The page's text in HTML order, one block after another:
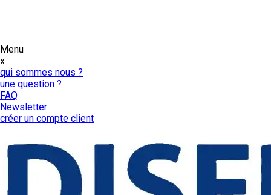
Menu
x
qui sommes nous ?
une question ?
FAQ
Newsletter
créer un compte client